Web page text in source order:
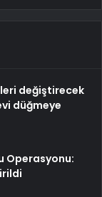
değiştirecek
düğmeye
Operasyonu: